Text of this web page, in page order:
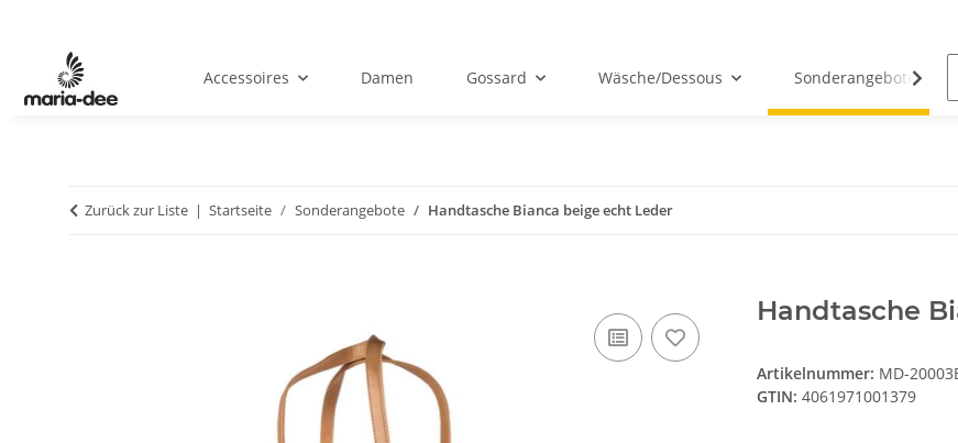
Accessoires Damen Gossard Wäsche/Dessous Sonderangebote
Zurück zur Liste Startseite Sonderangebote Handtasche Bianca beige echt Leder
Handtasche
Artikelnummer: MD-
GTIN: 4061971001379